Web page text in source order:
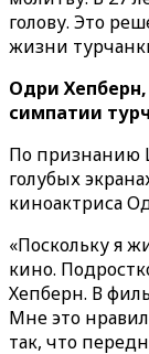
голову. Это
жизни
Одри
симпатии
По признанию
голубых
киноактриса
«Поскольку я
кино.
Хепберн. В
Мне это
так, что